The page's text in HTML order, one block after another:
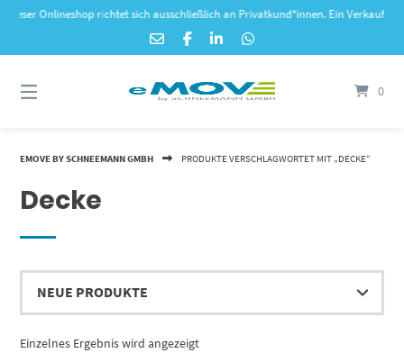
Onlineshop richtet sich ausschließlich an Privatkund*innen. Ein Verkauf an
0
EMOVE BY SCHNEEMANN GMBH PRODUKTE VERSCHLAGWORTET MIT „DECKE“
Decke
Einzelnes Ergebnis wird angezeigt